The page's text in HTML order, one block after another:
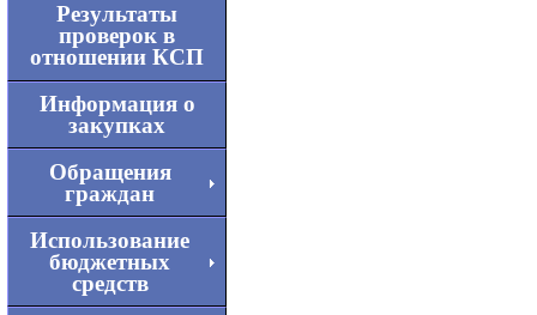
Результаты
проверок в
отношении КСП
Информация о
закупках
Обращения
граждан
Использование
бюджетных
средств